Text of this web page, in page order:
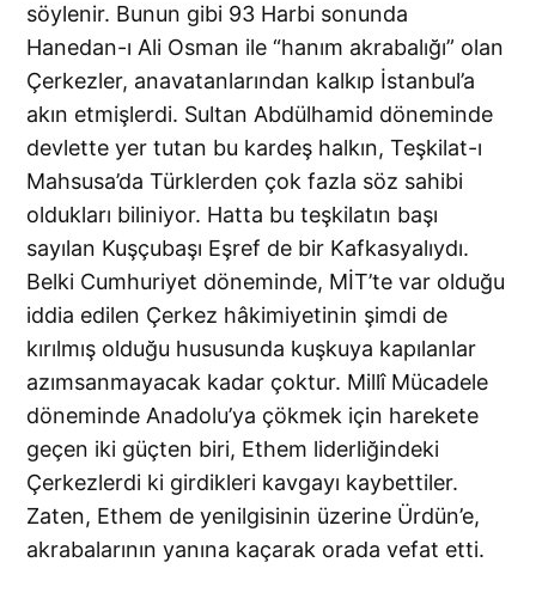
söylenir. Bunun gibi 93 Harbi sonunda
Hanedan-ı Ali Osman ile “hanım akrabalığı” olan
Çerkezler, anavatanlarından kalkıp İstanbul’a
akın etmişlerdi. Sultan Abdülhamid döneminde
devlette yer tutan bu kardeş halkın, Teşkilat-ı
Mahsusa’da Türklerden çok fazla söz sahibi
oldukları biliniyor. Hatta bu teşkilatın başı
sayılan Kuşçubaşı Eşref de bir Kafkasyalıydı.
Belki Cumhuriyet döneminde, MİT’te var olduğu
iddia edilen Çerkez hâkimiyetinin şimdi de
kırılmış olduğu hususunda kuşkuya kapılanlar
azımsanmayacak kadar çoktur. Millî Mücadele
döneminde Anadolu’ya çökmek için harekete
geçen iki güçten biri, Ethem liderliğindeki
Çerkezlerdi ki girdikleri kavgayı kaybettiler.
Zaten, Ethem de yenilgisinin üzerine Ürdün’e,
akrabalarının yanına kaçarak orada vefat etti.